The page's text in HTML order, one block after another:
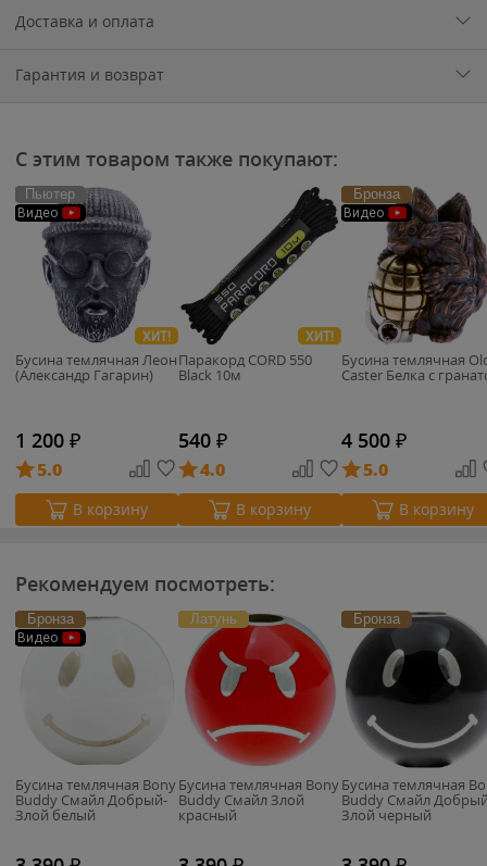
Доставка и оплата
Гарантия и возврат
С этим товаром также покупают:
Пьютер
Видео
ХИТ!
Бусина темлячная Леон
(Александр Гагарин)
1 200 ₽
5.0
В корзину
ХИТ!
Паракорд CORD 550
Black 10м
540 ₽
4.0
В корзину
Бронза
Видео
Бусина темлячная
Caster Белка с
4 500 ₽
5.0
В корзину
Рекомендуем посмотреть:
Бронза
Видео
Бусина темлячная Bony
Buddy Смайл Добрый-
Злой белый
Латунь
Бусина темлячная Bony
Buddy Смайл Злой
красный
Бронза
Бусина темлячная
Buddy Смайл
Злой черный